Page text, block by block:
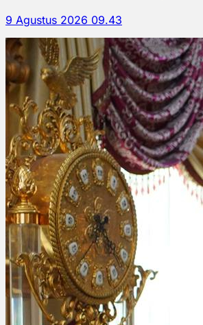
9 Agustus 2026 09.43